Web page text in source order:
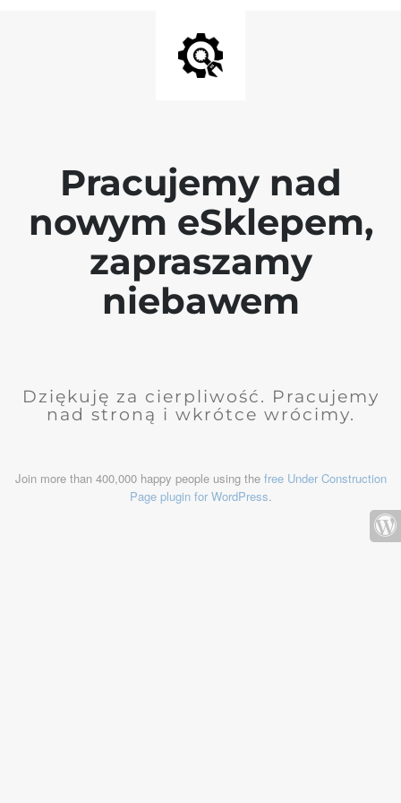
Pracujemy nad
nowym eSklepem,
zapraszamy
niebawem
Dziękuję za cierpliwość. Pracujemy
nad stroną i wkrótce wrócimy.
Join more than 400,000 happy people using the free Under Construction
Page plugin for WordPress.